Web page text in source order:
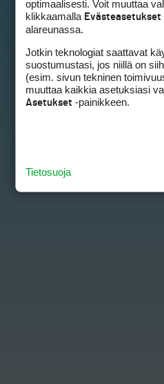
optimaalisesti. Voit muuttaa
klikkaamalla Evästeasetukset
alareunassa.
Jotkin teknologiat saattavat
suostumustasi, jos niillä on
(esim. sivun tekninen
muuttaa kaikkia asetuksiasi
Asetukset -painikkeen.
Tietosuoja